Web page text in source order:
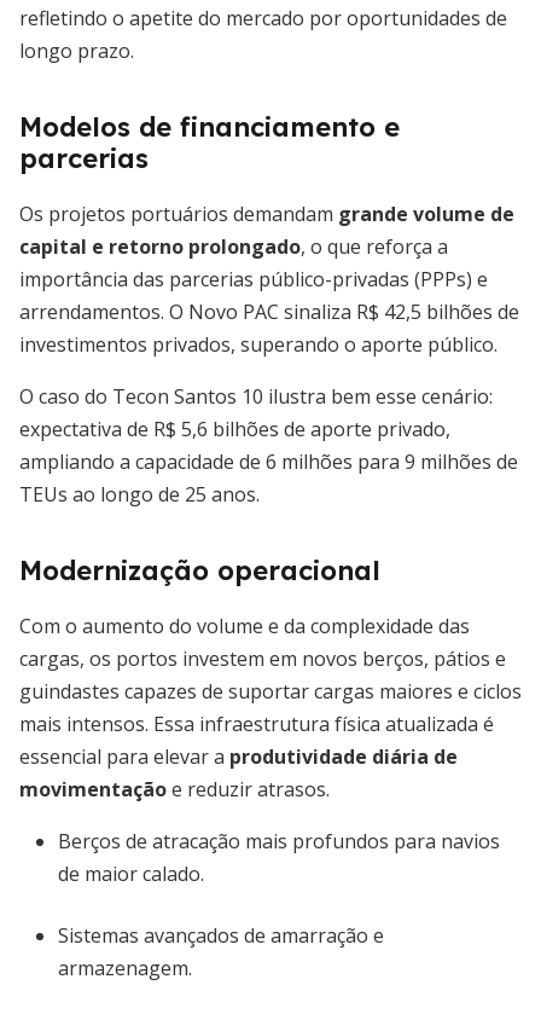
refletindo o apetite do mercado por oportunidades de
longo prazo.
Modelos de financiamento e
parcerias
Os projetos portuários demandam grande volume de
capital e retorno prolongado, o que reforça a
importância das parcerias público-privadas (PPPs) e
arrendamentos. O Novo PAC sinaliza R$ 42,5 bilhões de
investimentos privados, superando o aporte público.
O caso do Tecon Santos 10 ilustra bem esse cenário:
expectativa de R$ 5,6 bilhões de aporte privado,
ampliando a capacidade de 6 milhões para 9 milhões de
TEUs ao longo de 25 anos.
Modernização operacional
Com o aumento do volume e da complexidade das
cargas, os portos investem em novos berços, pátios e
guindastes capazes de suportar cargas maiores e ciclos
mais intensos. Essa infraestrutura física atualizada é
essencial para elevar a produtividade diária de
movimentaçãoe reduzir atrasos.
Berços de atracação mais profundos para navios
de maior calado.
Sistemas avançados de amarração e
armazenagem.